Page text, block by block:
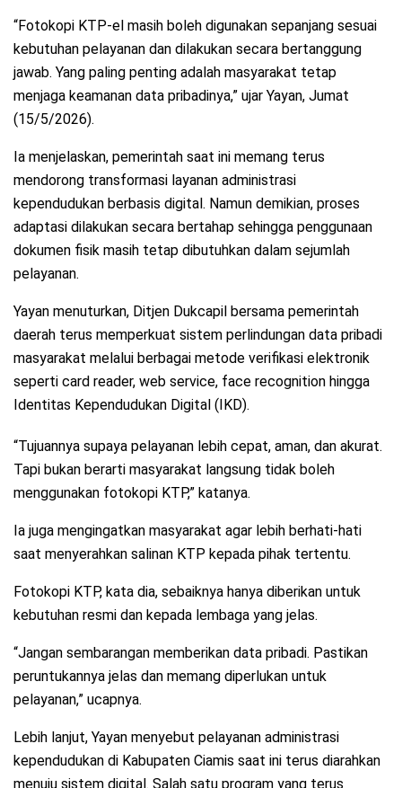
“Fotokopi KTP-el masih boleh digunakan sepanjang sesuai
kebutuhan pelayanan dan dilakukan secara bertanggung
jawab. Yang paling penting adalah masyarakat tetap
menjaga keamanan data pribadinya,” ujar Yayan, Jumat
(15/5/2026).
Ia menjelaskan, pemerintah saat ini memang terus
mendorong transformasi layanan administrasi
kependudukan berbasis digital. Namun demikian, proses
adaptasi dilakukan secara bertahap sehingga penggunaan
dokumen fisik masih tetap dibutuhkan dalam sejumlah
pelayanan.
Yayan menuturkan, Ditjen Dukcapil bersama pemerintah
daerah terus memperkuat sistem perlindungan data pribadi
masyarakat melalui berbagai metode verifikasi elektronik
seperti card reader, web service, face recognition hingga
Identitas Kependudukan Digital (IKD).
“Tujuannya supaya pelayanan lebih cepat, aman, dan akurat.
Tapi bukan berarti masyarakat langsung tidak boleh
menggunakan fotokopi KTP,” katanya.
Ia juga mengingatkan masyarakat agar lebih berhati-hati
saat menyerahkan salinan KTP kepada pihak tertentu.
Fotokopi KTP, kata dia, sebaiknya hanya diberikan untuk
kebutuhan resmi dan kepada lembaga yang jelas.
“Jangan sembarangan memberikan data pribadi. Pastikan
peruntukannya jelas dan memang diperlukan untuk
pelayanan,” ucapnya.
Lebih lanjut, Yayan menyebut pelayanan administrasi
kependudukan di Kabupaten Ciamis saat ini terus diarahkan
menuju sistem digital. Salah satu program yang terus